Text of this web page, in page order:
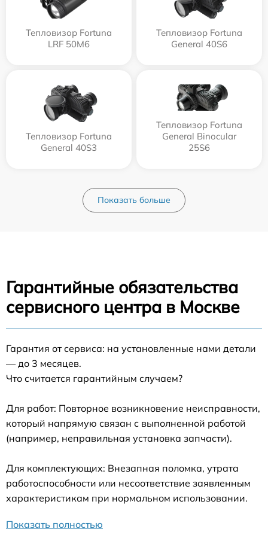
Тепловизор Fortuna
LRF 50M6
Тепловизор Fortuna
General 40S6
Тепловизор Fortuna
General 40S3
Тепловизор Fortuna
General Binocular
25S6
Показать больше
Гарантийные обязательства
сервисного центра в Москве
Гарантия от сервиса: на установленные нами детали
— до 3 месяцев.
Что считается гарантийным случаем?
Для работ: Повторное возникновение неисправности,
который напрямую связан с выполненной работой
(например, неправильная установка запчасти).
Для комплектующих: Внезапная поломка, утрата
работоспособности или несоответствие заявленным
характеристикам при нормальном использовании.
Показать полностью